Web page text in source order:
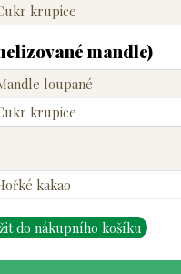
krupice
mandle)
loupané
krupice
kakao
do nákupního košíku